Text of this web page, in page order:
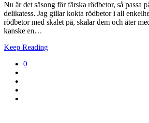
Nu är det säsong för färska rödbetor, så passa
delikatess. Jag gillar kokta rödbetor i all
rödbetor med skalet på, skalar dem och äter
kanske en…
Keep Reading
0